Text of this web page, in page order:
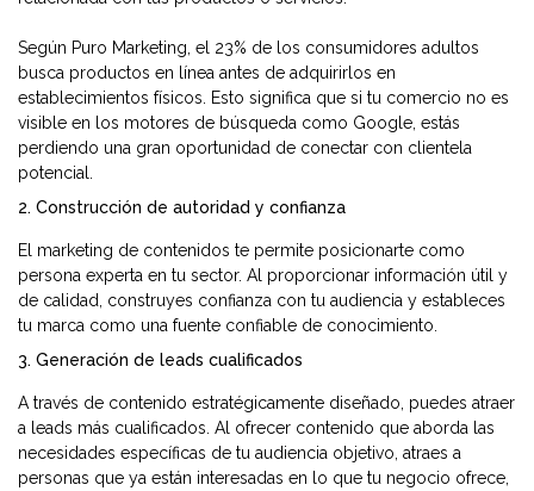
Según Puro Marketing, el 23% de los consumidores adultos
busca productos en línea antes de adquirirlos en
establecimientos físicos. Esto significa que si tu comercio no es
visible en los motores de búsqueda como Google, estás
perdiendo una gran oportunidad de conectar con clientela
potencial.
2. Construcción de autoridad y confianza
El marketing de contenidos te permite posicionarte como
persona experta en tu sector. Al proporcionar información útil y
de calidad, construyes confianza con tu audiencia y estableces
tu marca como una fuente confiable de conocimiento
3. Generación de leads cualificados
A través de contenido estratégicamente diseñado, puedes atraer
a leads más cualificados. Al ofrecer contenido que aborda las
necesidades específicas de tu audiencia objetivo, atraes a
personas que ya están interesadas en lo que tu negocio ofrece,